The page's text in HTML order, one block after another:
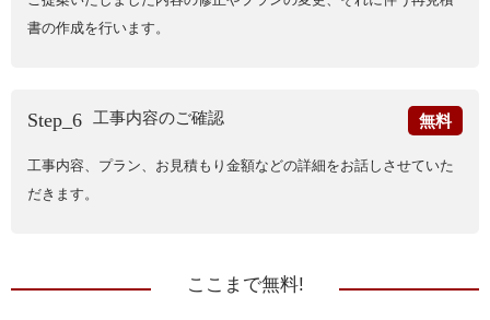
書の作成を行います。
無料
Step_6 工事内容のご確認
工事内容、プラン、お見積もり金額などの詳細をお話しさせていた
だきます。
ここまで無料!